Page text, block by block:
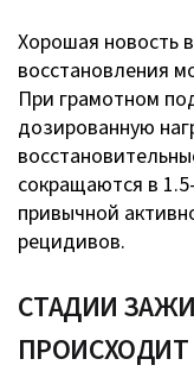
Хорошая новость
восстановления
При грамотном
дозированную
сокращаются в
привычной
рецидивов.
СТАДИИ
ПРОИСХОДИТ